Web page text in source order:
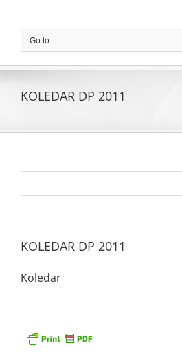
contentGo to...
KOLEDAR DP 2011
KOLEDAR DP 2011
Koledar